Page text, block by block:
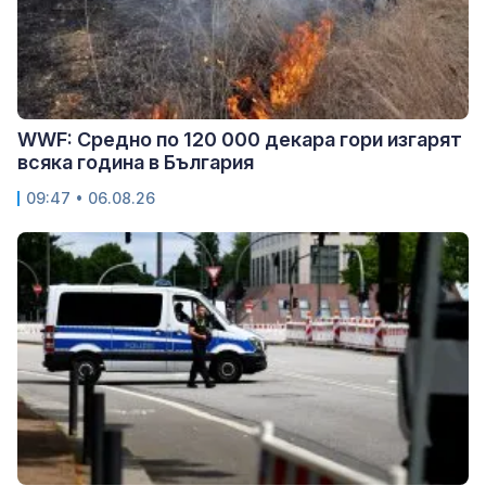
WWF: Средно по 120 000 декара гори изгарят
всяка година в България
09:47 • 06.08.26